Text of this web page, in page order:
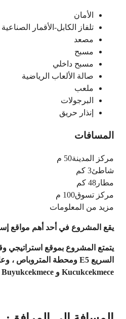
الأمان
تلفاز الكابل-الأقمار الصناعية
مصعد
مسبح
مسبح داخلي
صالة الألعاب الرياضية
ملعب
البرجولات
إنذار حريق
المسافات
مركز المدينة50 م
شاطئ3 كم
مطار 48 كم
مركز تسوق100 م
مزيد من المعلومات
يقع المشروع في أحد أهم مواقع
يتمتع المشروع بموقع استراتيجي
Kucukcekmece و Buyukcekmece ، و 4-5 كم من المستشفيات.